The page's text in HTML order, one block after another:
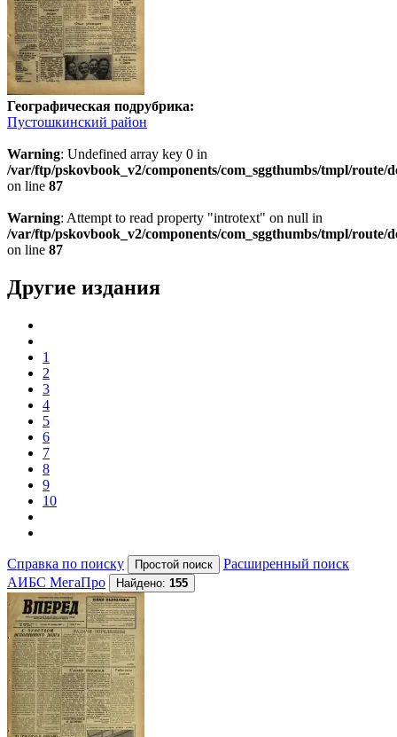
Географическая подрубрика:
Пустошкинский район
Warning: Undefined array key 0 in
/var/ftp/pskovbook_v2/components/com_sggthumbs/tmpl/route/
on line 87
Warning: Attempt to read property "introtext" on null in
/var/ftp/pskovbook_v2/components/com_sggthumbs/tmpl/route/
on line 87
Другие издания
1
2
3
4
5
6
7
8
9
10
Справка по поиску
Расширенный поиск
АИБС МегаПро
Найдено: 155